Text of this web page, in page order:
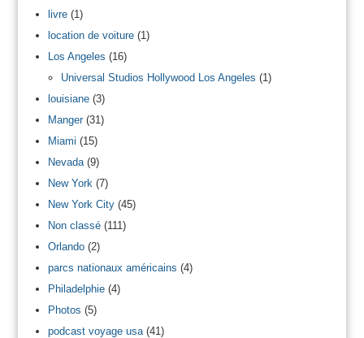
livre(1)
location de voiture(1)
Los Angeles (16)
Universal Studios Hollywood Los Angeles (1)
louisiane(3)
Manger(31)
Miami (15)
Nevada(9)
New York (7)
New York City(45)
Non classé(111)
Orlando(2)
parcs nationaux américains (4)
Philadelphie(4)
Photos (5)
podcast voyage usa(41)